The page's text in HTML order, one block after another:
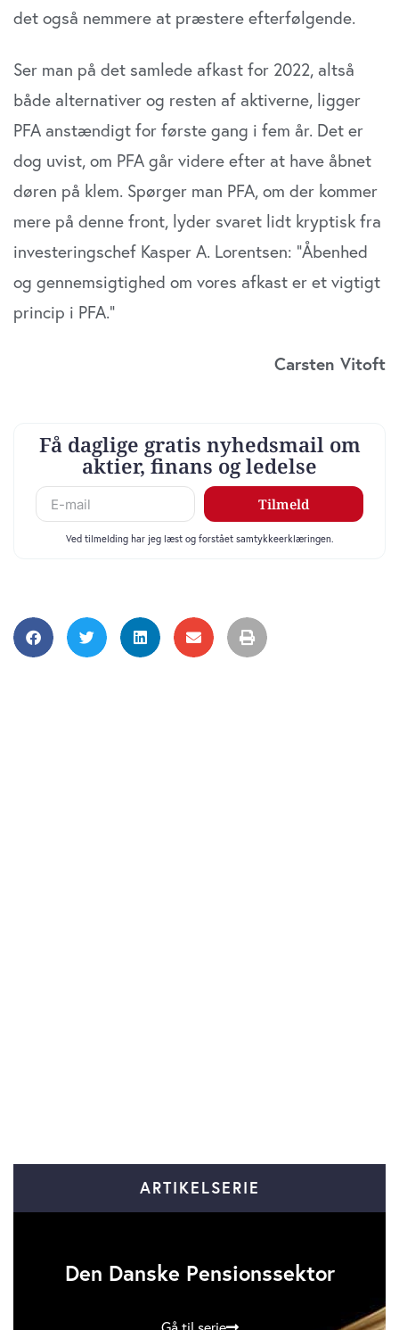
det også nemmere at præstere efterfølgende.
Ser man på det samlede afkast for 2022, altså
både alternativer og resten af aktiverne, ligger
PFA anstændigt for første gang i fem år. Det er
dog uvist, om PFA går videre efter at have åbnet
døren på klem. Spørger man PFA, om der kommer
mere på denne front, lyder svaret lidt kryptisk fra
investeringschef Kasper A. Lorentsen: ”Åbenhed
og gennemsigtighed om vores afkast er et vigtigt
princip i PFA.”
Carsten Vitoft
ARTIKELSERIE
Den Danske Pensionssektor